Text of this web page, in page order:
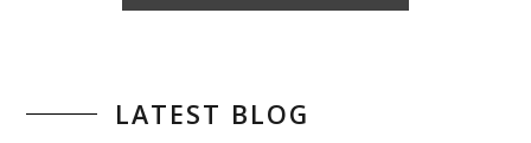
LATEST BLOG